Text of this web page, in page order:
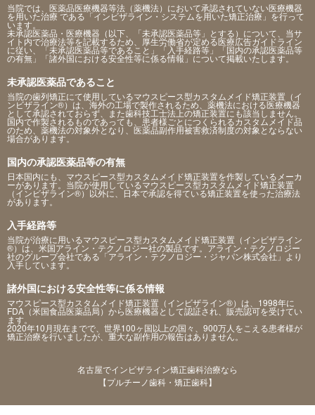
当院では、医薬品医療機器等法（薬機法）において承認されていない医療機器
を用いた治療 である「インビザライン・システムを用いた矯正治療」を行って
います。
未承認医薬品・医療機器（以下、「未承認医薬品等」とする）について、当サ
イト内で治療法等を記載するため、厚生労働省が定める医療広告ガイドライン
に従い、「未承認医薬品等であること」「入手経路等」「国内の承認医薬品等
の有無」「諸外国における安全性等に係る情報」について掲載いたします。
未承認医薬品であること
当院の歯列矯正にて使用しているマウスピース型カスタムメイド矯正装置（イ
ンビザライン®）は、海外の工場で製作されるため、薬機法における医療機器
として承認されておらず、また歯科技工士法上の矯正装置にも該当しません。
国内で作製されるものであっても、患者様ごとにつくられるカスタムメイド品
のため、薬機法の対象外となり、医薬品副作用被害救済制度の対象とならない
場合があります。
国内の承認医薬品等の有無
日本国内にも、マウスピース型カスタムメイド矯正装置を作製しているメーカ
ーがあります。当院が使用しているマウスピース型カスタムメイド矯正装置
（インビザライン®）以外に、日本で承認を得ている矯正装置を使った治療法
があります。
入手経路等
当院が治療に用いるマウスピース型カスタムメイド矯正装置（インビザライン
®）は、米国アライン・テクノロジー社の製品です。アライン・テクノロジー
社のグループ会社である「アライン・テクノロジー・ジャパン株式会社」より
入手しています。
諸外国における安全性等に係る情報
マウスピース型カスタムメイド矯正装置（インビザライン®）は、1998年に
FDA（米国食品医薬品局）から医療機器として認証され、販売認可を受けてい
ます。
2020年10月現在までで、世界100ヶ国以上の国々、900万人をこえる患者様が
矯正治療を行いましたが、重大な副作用の報告はありません。
名古屋でインビザライン矯正歯科治療なら
【プルチーノ歯科・矯正歯科】